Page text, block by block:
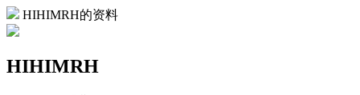
HIHIMRH的资料
HIHIMRH